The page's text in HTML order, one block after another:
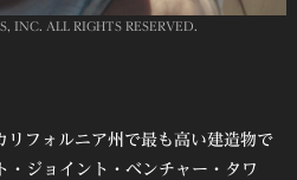
INC. ALL RIGHTS RESERVED.
リフォルニア州で最も高い建造物で
・ジョイント・ベンチャー・タワ